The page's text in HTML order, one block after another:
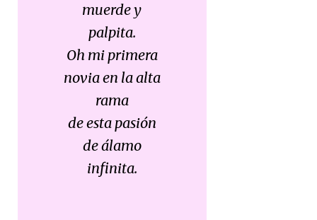
muerde y
palpita.
Oh mi primera
novia en la alta
rama
de esta pasión
de álamo
infinita.